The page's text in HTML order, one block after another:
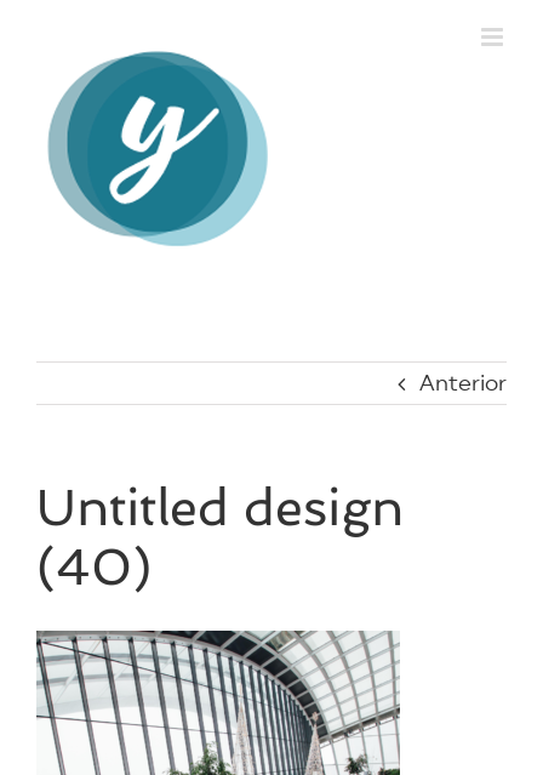
contenido
Anterior
Untitled design
(40)